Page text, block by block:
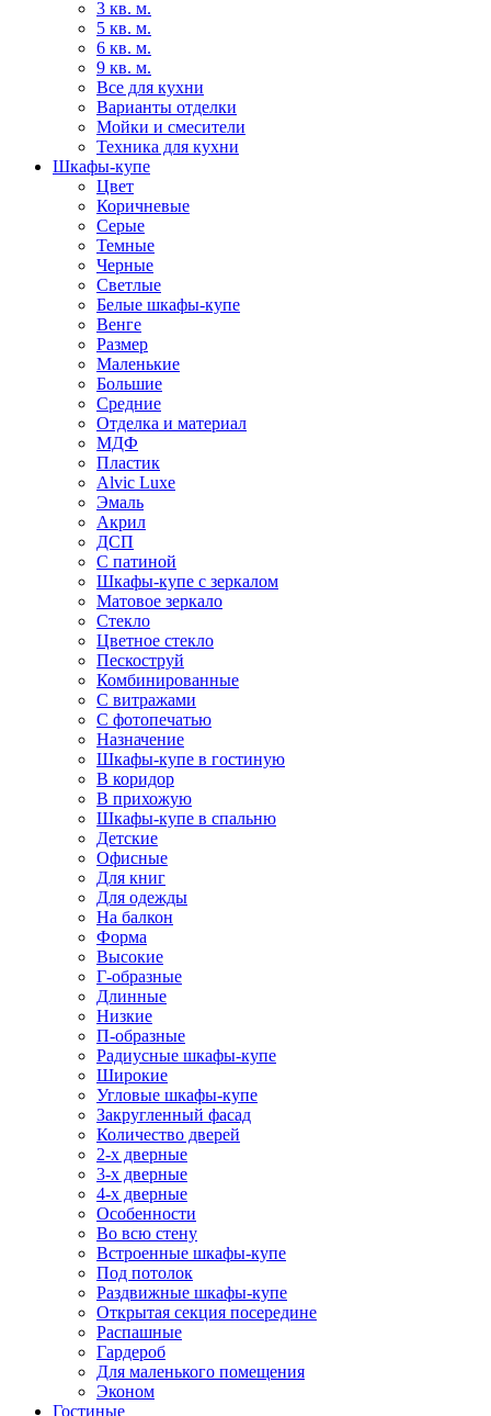
3 кв. м.
5 кв. м.
6 кв. м.
9 кв. м.
Все для кухни
Варианты отделки
Мойки и смесители
Техника для кухни
Шкафы-купе
Цвет
Коричневые
Серые
Темные
Черные
Светлые
Белые шкафы-купе
Венге
Размер
Маленькие
Большие
Средние
Отделка и материал
МДФ
Пластик
Alvic Luxe
Эмаль
Акрил
ДСП
С патиной
Шкафы-купе с зеркалом
Матовое зеркало
Стекло
Цветное стекло
Пескоструй
Комбинированные
С витражами
С фотопечатью
Назначение
Шкафы-купе в гостиную
В коридор
В прихожую
Шкафы-купе в спальню
Детские
Офисные
Для книг
Для одежды
На балкон
Форма
Высокие
Г-образные
Длинные
Низкие
П-образные
Радиусные шкафы-купе
Широкие
Угловые шкафы-купе
Закругленный фасад
Количество дверей
2-х дверные
3-х дверные
4-х дверные
Особенности
Во всю стену
Встроенные шкафы-купе
Под потолок
Раздвижные шкафы-купе
Открытая секция посередине
Распашные
Гардероб
Для маленького помещения
Эконом
Гостиные